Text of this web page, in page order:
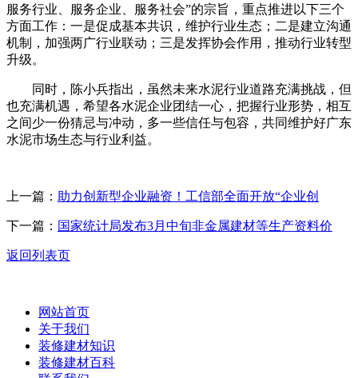
服务行业、服务企业、服务社会”的宗旨，重点推进以下三个
方面工作：一是促成基本共识，维护行业生态；二是建立沟通
机制，加强两广行业联动；三是发挥协会作用，推动行业转型
升级。
同时，陈小兵指出，虽然未来水泥行业道路充满挑战，但
也充满机遇，希望各水泥企业团结一心，把握行业形势，相互
之间少一份猜忌与冲动，多一些信任与包容，共同维护好广东
水泥市场生态与行业利益。
上一篇： 助力创新型企业融资！工信部全面开放“企业创
下一篇： 国家统计局发布3月中旬非金属建材等生产资料价
返回列表页
网站首页
关于我们
装修建材知识
装修建材百科